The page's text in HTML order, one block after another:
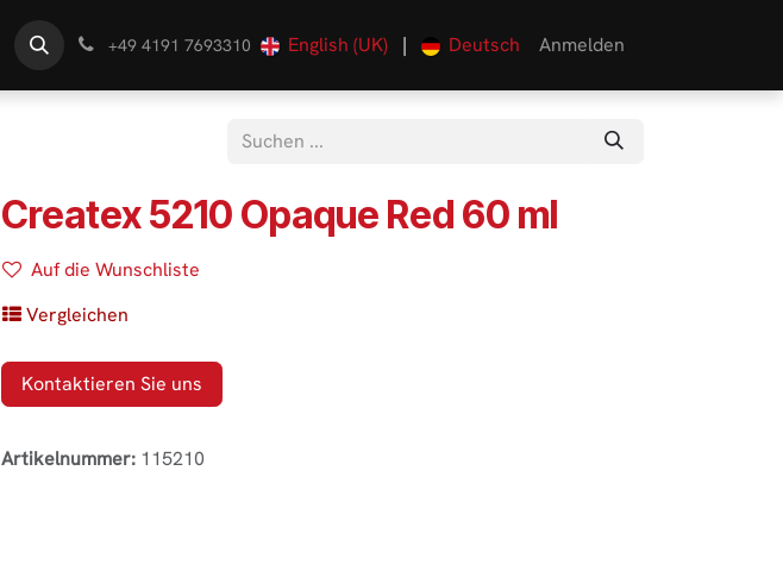
+49 4191 7693310 English (UK) | Deutsch Anmelden
Createx 5210 Opaque Red 60 ml
Auf die Wunschliste
Vergleichen
Kontaktieren Sie uns
Artikelnummer: 115210